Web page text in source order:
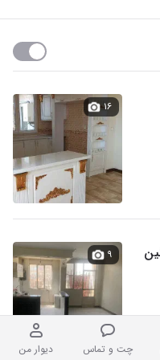
چت و تماس دیوار من
۱۶
۹